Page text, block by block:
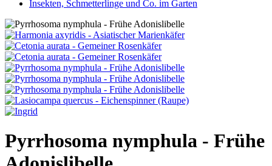
Insekten, Schmetterlinge und Co. im Garten
Pyrrhosoma nymphula - Frühe